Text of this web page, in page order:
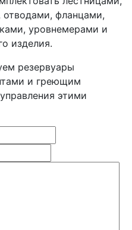
фланцами,
уровнемерами и
изделия.
резервуары
и греющим
этими